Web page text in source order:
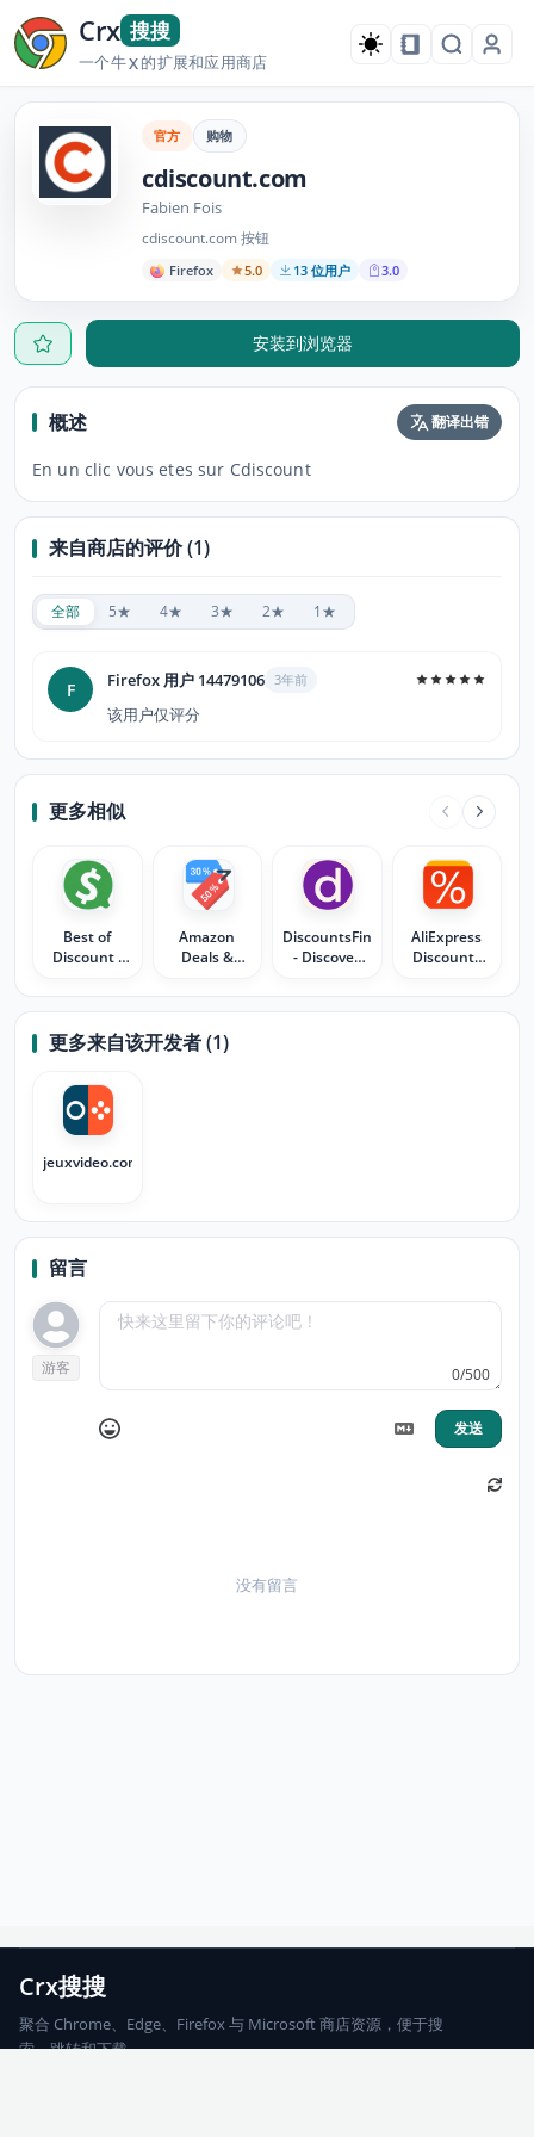
Crx 搜搜
一个牛X的扩展和应用商店
官方 购物
cdiscount.com
Fabien Fois
cdiscount.com 按钮
Firefox 5.0 13 位用户 3.0
安装到浏览器
概述 翻译出错
En un clic vous etes sur Cdiscount
来自商店的评价 (1)
全部 5★ 4★ 3★ 2★ 1★
F Firefox 用户 14479106 3年前
该用户仅评分
更多相似
Best of
Discount -
Cashback
Amazon
Deals &
DiscountsFinder
- Discover
Offers.
AliExpress
Discounts
更多来自该开发者 (1)
jeuxvideo.com
留言
游客 0/500
发送
没有留言
Crx搜搜
聚合 Chrome、Edge、Firefox 与 Microsoft 商店资源，便于搜
索、跳转和下载。